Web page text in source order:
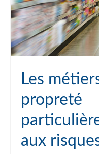
Les
propreté
aux